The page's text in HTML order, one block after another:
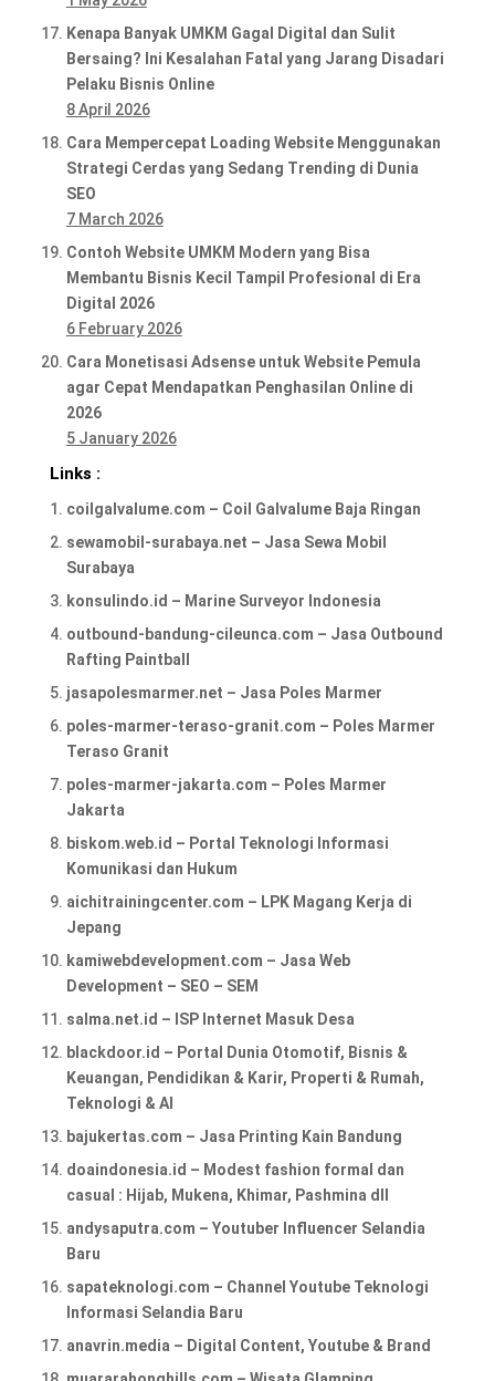
Kenapa Banyak UMKM Gagal Digital dan Sulit
Bersaing? Ini Kesalahan Fatal yang Jarang Disadari
Pelaku Bisnis Online
8 April 2026
Cara Mempercepat Loading Website Menggunakan
Strategi Cerdas yang Sedang Trending di Dunia
SEO
7 March 2026
Contoh Website UMKM Modern yang Bisa
Membantu Bisnis Kecil Tampil Profesional di Era
Digital 2026
6 February 2026
Cara Monetisasi Adsense untuk Website Pemula
agar Cepat Mendapatkan Penghasilan Online di
2026
5 January 2026
Links :
coilgalvalume.com – Coil Galvalume Baja Ringan
sewamobil-surabaya.net – Jasa Sewa Mobil
Surabaya
konsulindo.id – Marine Surveyor Indonesia
outbound-bandung-cileunca.com – Jasa Outbound
Rafting Paintball
jasapolesmarmer.net – Jasa Poles Marmer
poles-marmer-teraso-granit.com – Poles Marmer
Teraso Granit
poles-marmer-jakarta.com – Poles Marmer
Jakarta
biskom.web.id – Portal Teknologi Informasi
Komunikasi dan Hukum
aichitrainingcenter.com – LPK Magang Kerja di
Jepang
kamiwebdevelopment.com – Jasa Web
Development – SEO – SEM
salma.net.id – ISP Internet Masuk Desa
blackdoor.id – Portal Dunia Otomotif, Bisnis &
Keuangan, Pendidikan & Karir, Properti & Rumah,
Teknologi & AI
bajukertas.com – Jasa Printing Kain Bandung
doaindonesia.id – Modest fashion formal dan
casual : Hijab, Mukena, Khimar, Pashmina dll
andysaputra.com – Youtuber Influencer Selandia
Baru
sapateknologi.com – Channel Youtube Teknologi
Informasi Selandia Baru
anavrin.media – Digital Content, Youtube & Brand